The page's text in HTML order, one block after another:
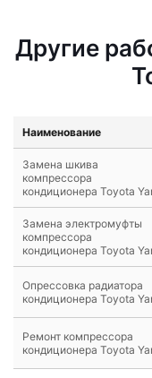
Другие
Наименование
Замена шкива
компрессора
кондиционера Toyota
Замена электромуфты
компрессора
кондиционера Toyota
Опрессовка радиатора
кондиционера Toyota
Ремонт компрессора
кондиционера Toyota